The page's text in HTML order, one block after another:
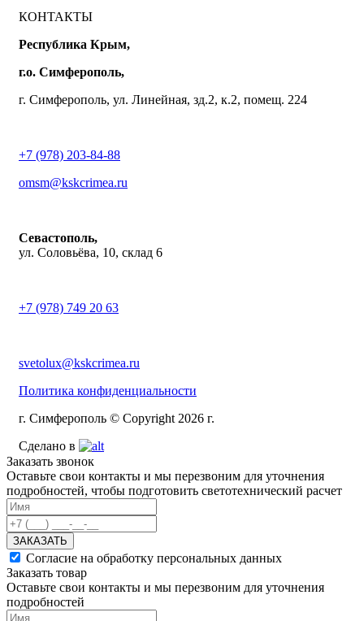
КОНТАКТЫ
Республика Крым,
г.о. Симферополь,
г. Симферополь, ул. Линейная, зд.2, к.2, помещ. 224
+7 (978) 203-84-88
omsm@kskcrimea.ru
Севастополь,
ул. Соловьёва, 10, склад 6
+7 (978) 749 20 63
svetolux@kskcrimea.ru
Политика конфиденциальности
г. Симферополь © Copyright 2026 г.
Сделано в
Заказать звонок
Оставьте свои контакты и мы перезвоним для уточнения
подробностей, чтобы подготовить светотехнический расчет
ЗАКАЗАТЬ
Согласие на обработку персональных данных
Заказать товар
Оставьте свои контакты и мы перезвоним для уточнения
подробностей